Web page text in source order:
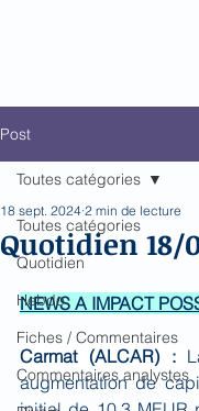
Post
Toutes catégories
Quotidien
Hebdo
Fiches / Commentaires
Commentaires analystes
Toutes catégories
Quotidien 18/
18 sept. 2024 2 min de lecture
NEWS A IMPACT
Carmat (ALCAR) :
augmentation de